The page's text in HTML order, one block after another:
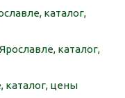
каталог,
каталог,
каталог, цены